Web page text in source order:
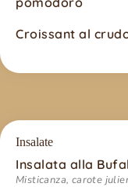
Croissant al
Insalate
Insalata alla
Misticanza, carote